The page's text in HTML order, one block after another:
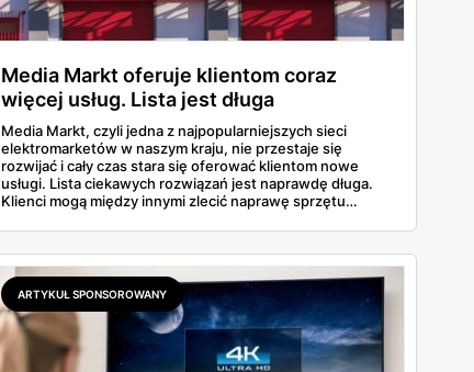
Media Markt oferuje klientom coraz
więcej usług. Lista jest długa
Media Markt, czyli jedna z najpopularniejszych sieci
elektromarketów w naszym kraju, nie przestaje się
rozwijać i cały czas stara się oferować klientom nowe
usługi. Lista ciekawych rozwiązań jest naprawdę długa.
Klienci mogą między innymi zlecić naprawę sprzętu
ARTYKUŁ SPONSOROWANY